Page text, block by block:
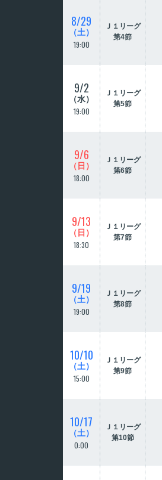
8/29
（土）
19:00
Ｊ１リーグ
第4節
9/2
（水）
19:00
Ｊ１リーグ
第5節
9/6
（日）
18:00
Ｊ１リーグ
第6節
9/13
（日）
18:30
Ｊ１リーグ
第7節
9/19
（土）
19:00
Ｊ１リーグ
第8節
10/10
（土）
15:00
Ｊ１リーグ
第9節
10/17
（土）
0:00
Ｊ１リーグ
第10節